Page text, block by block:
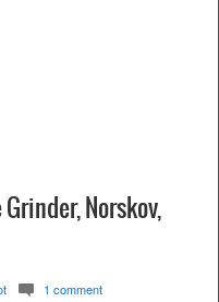
Norskov,
c 1 comment